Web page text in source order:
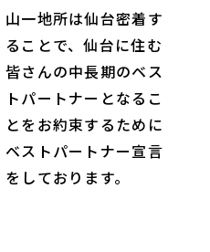
山一地所は仙台密着す
ることで、仙台に住む
皆さんの中長期のベス
トパートナーとなるこ
とをお約束するために
ベストパートナー宣言
をしております。